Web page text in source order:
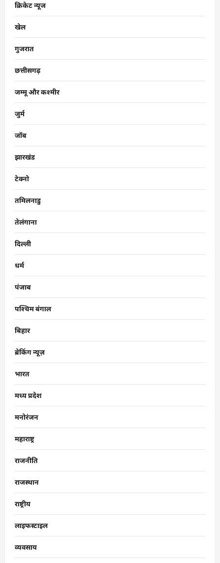
क्रिकेट न्यूज
खेल
गुजरात
छत्तीसगढ़
जम्मू और कश्मीर
जुर्म
जॉब
झारखंड
टेक्नो
तमिलनाडु
तेलंगाना
दिल्ली
धर्म
पंजाब
पश्चिम बंगाल
बिहार
ब्रेकिंग न्यूज़
भारत
मध्य प्रदेश
मनोरंजन
महाराष्ट्र
राजनीति
राजस्थान
राष्ट्रीय
लाइफस्टाइल
व्यवसाय